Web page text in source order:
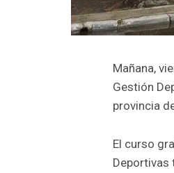
Mañana,
Gestión
provincia
El curso
Deportivas